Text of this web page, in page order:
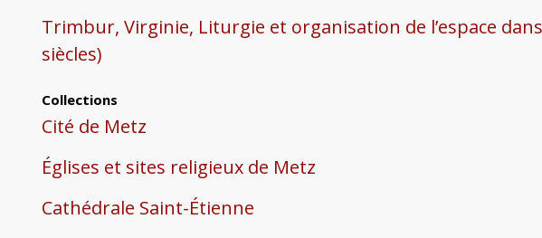
Trimbur, Virginie, Liturgie et organisation de l’espace
siècles)
Collections
Cité de Metz
Églises et sites religieux de Metz
Cathédrale Saint-Étienne